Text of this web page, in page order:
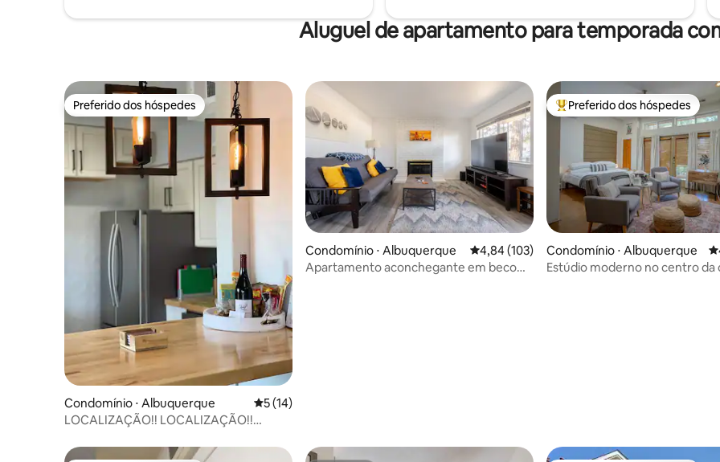
Aluguel de apartamento para temporada
Preferido dos hóspedes
Preferido dos hóspedes
Condomínio ⋅ Albuquerque 5 de uma avaliação média de 5, 14 avaliações
5 (14)
LOCALIZAÇÃO!! LOCALIZAÇÃO!!
NO CENTRO DA CIDADE
Condomínio ⋅ Albuquerque 4,84 de uma avaliação média de 5, 103
4,84 (103)
Apartamento aconchegante em beco
Entre os melhores preferidos
Preferido dos hóspedes
Condomínio ⋅ Albuquerque
Estúdio moderno no centro da